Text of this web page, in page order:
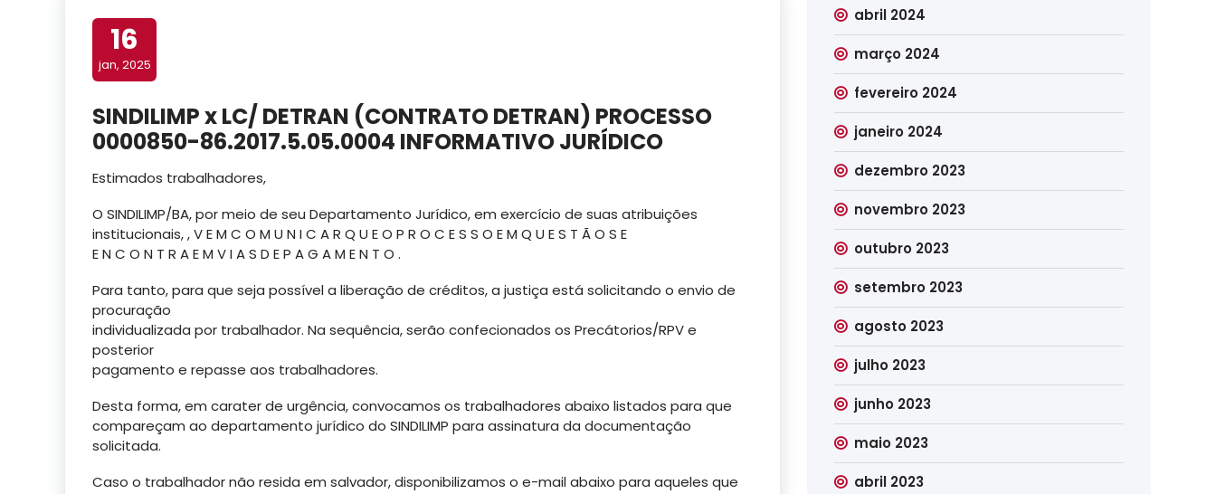
16
jan, 2025
SINDILIMP x LC/ DETRAN (CONTRATO DETRAN) PROCESSO
0000850-86.2017.5.05.0004 INFORMATIVO JURÍDICO
Estimados trabalhadores,
O SINDILIMP/BA, por meio de seu Departamento Jurídico, em exercício de suas atribuições
institucionais, , V E M C O M U N I C A R Q U E O P R O C E S S O E M Q U E S T Ã O S E
E N C O N T R A E M V I A S D E P A G A M E N T O .
Para tanto, para que seja possível a liberação de créditos, a justiça está solicitando o envio de
procuração
individualizada por trabalhador. Na sequência, serão confecionados os Precátorios/RPV e
posterior
pagamento e repasse aos trabalhadores.
Desta forma, em carater de urgência, convocamos os trabalhadores abaixo listados para que
compareçam ao departamento jurídico do SINDILIMP para assinatura da documentação
solicitada.
Caso o trabalhador não resida em salvador, disponibilizamos o e-mail abaixo para aqueles que
abril 2024
março 2024
fevereiro 2024
janeiro 2024
dezembro 2023
novembro 2023
outubro 2023
setembro 2023
agosto 2023
julho 2023
junho 2023
maio 2023
abril 2023